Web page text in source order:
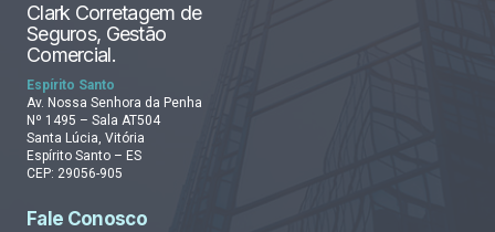
Clark Corretagem de
Seguros, Gestão
Comercial.
Espírito Santo
Av. Nossa Senhora da Penha
Nº 1495 – Sala AT504
Santa Lúcia, Vitória
Espírito Santo – ES
CEP: 29056-905
Fale Conosco